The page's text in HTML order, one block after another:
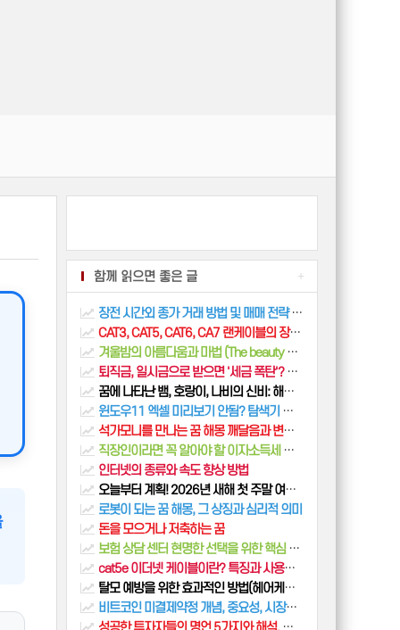
+
함께 읽으면 좋은 글
장전 시간외 종가 거래 방법 및 매매 전략 완벽 가이드
CAT3, CAT5, CAT6, CA7 랜케이블의 장단점
겨울밤의 아름다움과 마법 (The beauty and magic of winter nights)
퇴직금, 일시금으로 받으면 '세금 폭탄'? 2025년 IRP 연금전환으로 절세하는 법 A to Z
꿈에 나타난 뱀, 호랑이, 나비의 신비: 해몽으로 풀어보는 미스터리
윈도우11 엑셀 미리보기 안됨? 탐색기 오류 해결 방법 7가지 총정리
석가모니를 만나는 꿈 해몽 깨달음과 변화의 메시지
직장인이라면 꼭 알아야 할 이자소득세 비과세 분석 롤오버 비법
인터넷의 종류와 속도 향상 방법
오늘부터 계획! 2026년 새해 첫 주말 여행지 BEST 5
로봇이 되는 꿈 해몽, 그 상징과 심리적 의미
돈을 모으거나 저축하는 꿈
보험 상담 센터 현명한 선택을 위한 핵심 가이드
cat5e 이더넷 케이블이란? 특징과 사용방법
탈모 예방을 위한 효과적인 방법(헤어케어, 두피마사지)
비트코인 미결제약정 개념, 중요성, 시장에 주는 영향